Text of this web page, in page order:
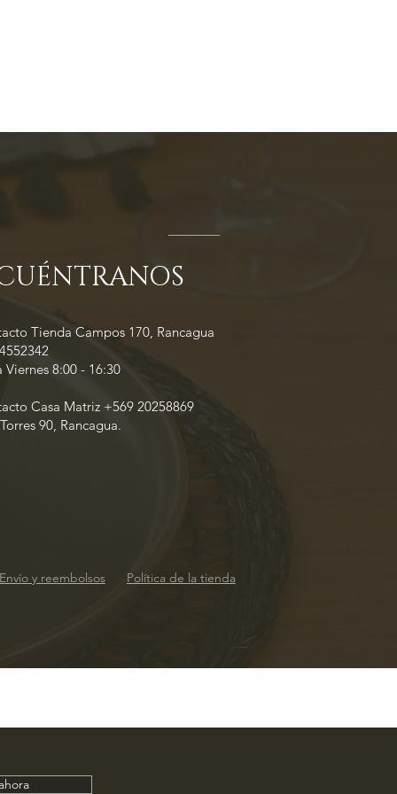
Tienda Campos 170, Rancagua
Viernes 8:00 - 16:30
Casa Matriz +569 20258869
90, Rancagua.
Envío y reembolsos Política de la tienda